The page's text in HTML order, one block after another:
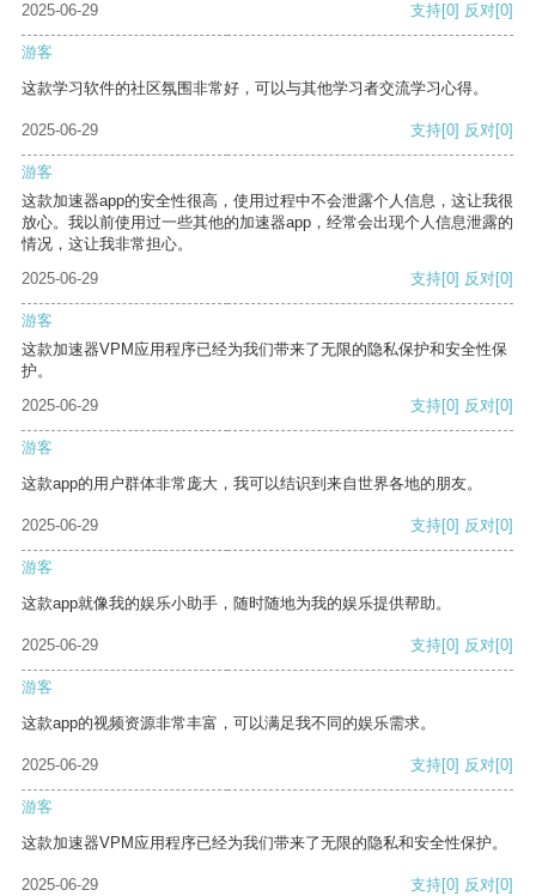
2025-06-29
支持[0] 反对[0]
游客
这款学习软件的社区氛围非常好，可以与其他学习者交流学习心得。
2025-06-29 支持[0] 反对[0]
游客
这款加速器app的安全性很高，使用过程中不会泄露个人信息，这让我很
放心。我以前使用过一些其他的加速器app，经常会出现个人信息泄露的
情况，这让我非常担心。
2025-06-29
支持[0] 反对[0]
游客
这款加速器VPM应用程序已经为我们带来了无限的隐私保护和安全性保
护。
2025-06-29
支持[0] 反对[0]
游客
这款app的用户群体非常庞大，我可以结识到来自世界各地的朋友。
2025-06-29 支持[0] 反对[0]
游客
这款app就像我的娱乐小助手，随时随地为我的娱乐提供帮助。
2025-06-29 支持[0] 反对[0]
游客
这款app的视频资源非常丰富，可以满足我不同的娱乐需求。
2025-06-29 支持[0] 反对[0]
游客
这款加速器VPM应用程序已经为我们带来了无限的隐私和安全性保护。
2025-06-29 支持[0] 反对[0]